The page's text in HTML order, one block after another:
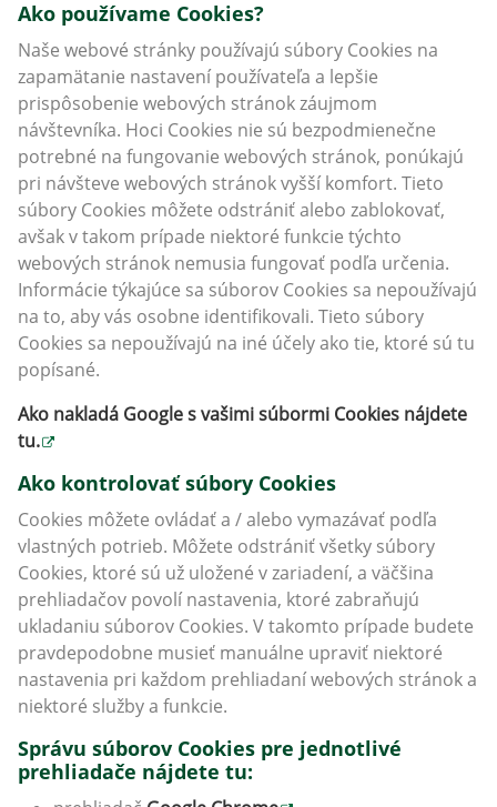
Ako používame Cookies?
Naše webové stránky používajú súbory Cookies na
zapamätanie nastavení používateľa a lepšie
prispôsobenie webových stránok záujmom
návštevníka. Hoci Cookies nie sú bezpodmienečne
potrebné na fungovanie webových stránok, ponúkajú
pri návšteve webových stránok vyšší komfort. Tieto
súbory Cookies môžete odstrániť alebo zablokovať,
avšak v takom prípade niektoré funkcie týchto
webových stránok nemusia fungovať podľa určenia.
Informácie týkajúce sa súborov Cookies sa nepoužívajú
na to, aby vás osobne identifikovali. Tieto súbory
Cookies sa nepoužívajú na iné účely ako tie, ktoré sú tu
popísané.
Ako nakladá Google s vašimi súbormi Cookies nájdete
tu.
Ako kontrolovať súbory Cookies
Cookies môžete ovládať a / alebo vymazávať podľa
vlastných potrieb. Môžete odstrániť všetky súbory
Cookies, ktoré sú už uložené v zariadení, a väčšina
prehliadačov povolí nastavenia, ktoré zabraňujú
ukladaniu súborov Cookies. V takomto prípade budete
pravdepodobne musieť manuálne upraviť niektoré
nastavenia pri každom prehliadaní webových stránok a
niektoré služby a funkcie.
Správu súborov Cookies pre jednotlivé
prehliadače nájdete tu: